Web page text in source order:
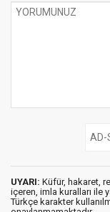
UYARI: Küfür, hakaret,
içeren, imla kuralları ile
Türkçe karakter